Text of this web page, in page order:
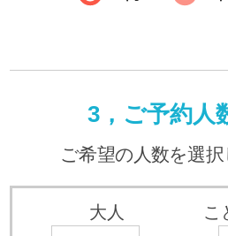
3，ご予約人
ご希望の人数を選
大人 こ